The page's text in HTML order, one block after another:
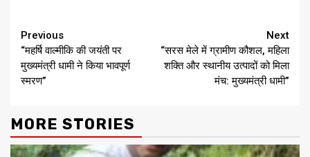
Continue
Reading
Previous
“महर्षि वाल्मीकि की जयंती पर
मुख्यमंत्री धामी ने किया भावपूर्ण
स्मरण”
Next
“सरस मेले में ग्रामीण कौशल, महिला
शक्ति और स्थानीय उत्पादों को मिला
मंच: मुख्यमंत्री धामी”
MORE STORIES